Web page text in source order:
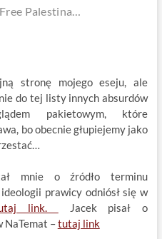
Palestina…
stronę mojego eseju, ale
do tej listy innych absurdów
pakietowym, które
bo obecnie głupiejemy jako
mnie o źródło terminu
prawicy odniósł się w
link.
Jacek pisał o
NaTemat –tutaj link